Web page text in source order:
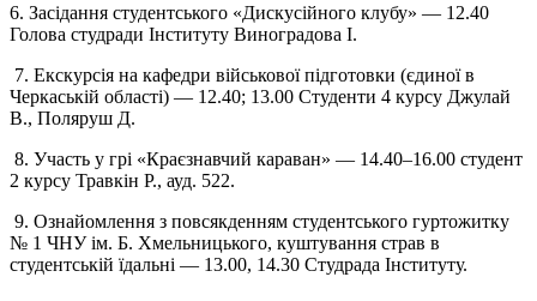
6. Засідання студентського «Дискусійного клубу» — 12.40
Голова студради Інституту Виноградова І.
7. Екскурсія на кафедри військової підготовки (єдиної в
Черкаській області) — 12.40; 13.00 Студенти 4 курсу Джулай
В., Поляруш Д.
8. Участь у грі «Краєзнавчий караван» — 14.40–16.00 студент
2 курсу Травкін Р., ауд. 522.
9. Ознайомлення з повсякденням студентського гуртожитку
№ 1 ЧНУ ім. Б. Хмельницького, куштування страв в
студентській їдальні — 13.00, 14.30 Студрада Інституту.